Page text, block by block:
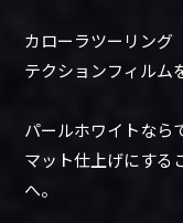
カローラツーリング
テクションフィルム
パールホワイトなら
マット仕上げにする
へ。